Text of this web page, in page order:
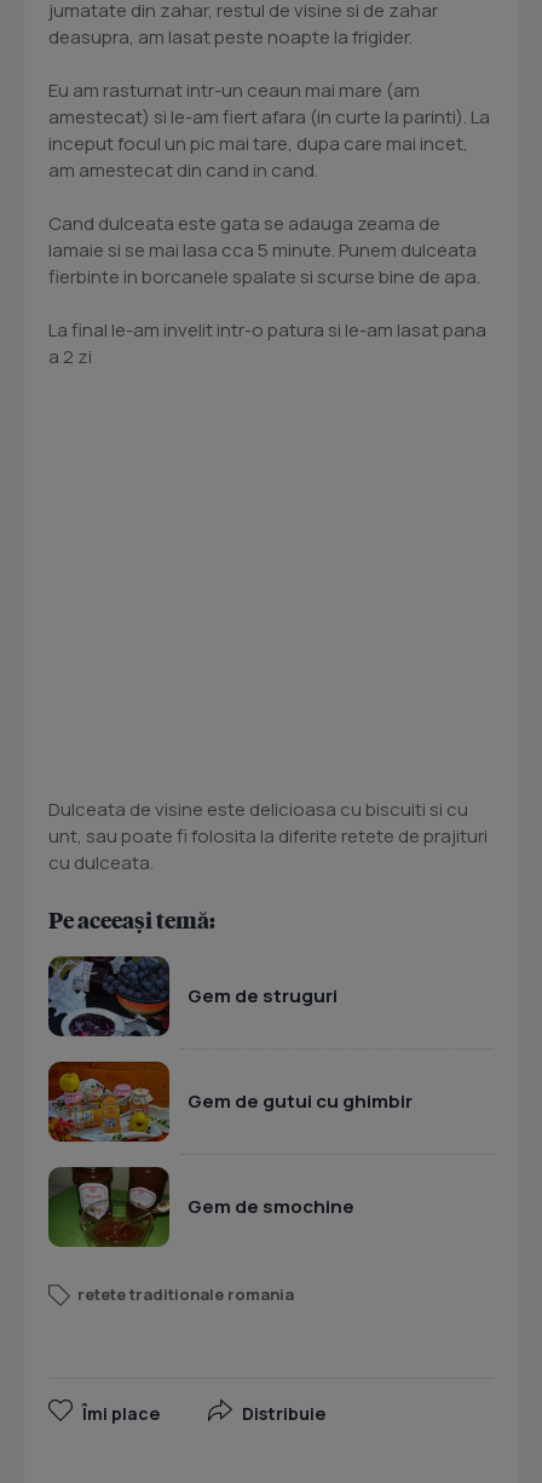
jumatate din zahar, restul de visine si de zahar
deasupra, am lasat peste noapte la frigider.
Eu am rasturnat intr-un ceaun mai mare (am
amestecat) si le-am fiert afara (in curte la parinti). La
inceput focul un pic mai tare, dupa care mai incet,
am amestecat din cand in cand.
Cand dulceata este gata se adauga zeama de
lamaie si se mai lasa cca 5 minute. Punem dulceata
fierbinte in borcanele spalate si scurse bine de apa.
La final le-am invelit intr-o patura si le-am lasat pana
a 2 zi
Dulceata de visine este delicioasa cu biscuiti si cu
unt, sau poate fi folosita la diferite retete de prajituri
cu dulceata.
Pe aceeași temă:
Gem de struguri
Gem de gutui cu ghimbir
Gem de smochine
retete traditionale romania
Îmi place Distribuie